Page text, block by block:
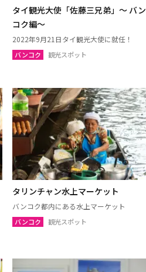
サラブリー
トラン
チュンポーン
パッターニー
サトゥーン
ヤラー
タイ観光大使「佐藤三兄弟」～ バン
コク編～
2022年9月21日タイ観光大使に就任！
バンコク 観光スポット
タリンチャン水上マーケット
バンコク都内にある水上マーケット
バンコク 観光スポット